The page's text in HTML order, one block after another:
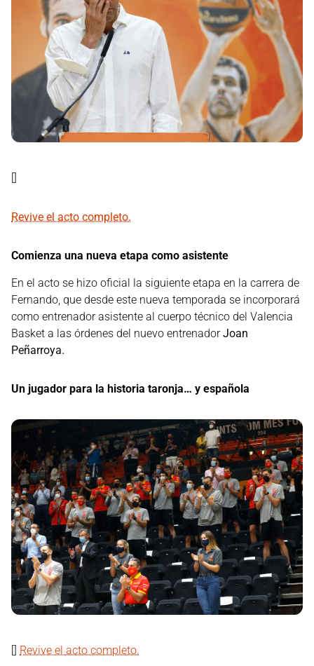
[]
Revive el acto completo.
Comienza una nueva etapa como asistente
En el acto se hizo oficial la siguiente etapa en la carrera de
Fernando, que desde este nueva temporada se incorporará
como entrenador asistente al cuerpo técnico del Valencia
Basket a las órdenes del nuevo entrenadorJoan
Peñarroya.
Un jugador para la historia taronja… y española
Revive el acto completo.